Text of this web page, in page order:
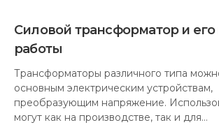
Силовой трансформатор и
работы
Трансформаторы различного типа
основным электрическим устройствам,
преобразующим напряжение.
могут как на производстве, так и для…